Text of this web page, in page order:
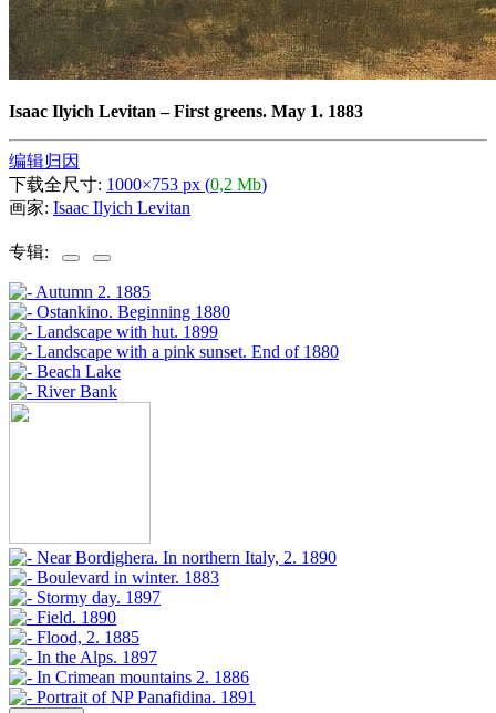
Isaac Ilyich Levitan –First greens. May 1. 1883
编辑归因
下载全尺寸: 1000×753 px (0,2 Mb)
画家: Isaac Ilyich Levitan
专辑: